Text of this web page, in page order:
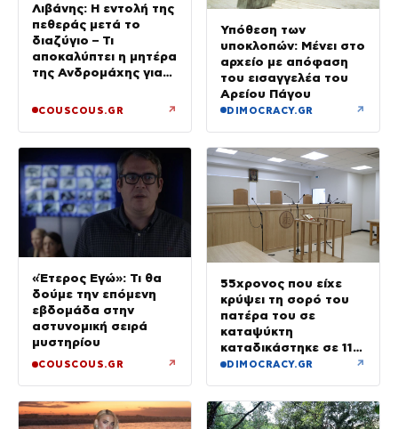
Λιβάνης: Η εντολή της
πεθεράς μετά το
διαζύγιο – Τι
αποκαλύπτει η μητέρα
της Ανδρομάχης για
COUSCOUS.GR ↗
Υπόθεση των
υποκλοπών: Μένει στο
αρχείο με απόφαση
του εισαγγελέα του
Αρείου Πάγου
DIMOCRACY.GR ↗
«Έτερος Εγώ»: Τι θα
δούμε την επόμενη
εβδομάδα στην
αστυνομική σειρά
μυστηρίου
COUSCOUS.GR ↗
55χρονος που είχε
κρύψει τη σορό του
πατέρα του σε
καταψύκτη
καταδικάστηκε σε 11
μήνες με αναστολή
DIMOCRACY.GR ↗